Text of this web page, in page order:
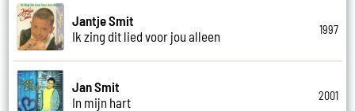
Jantje Smit
Ik zing dit lied voor jou alleen
1997
Jan Smit
In mijn hart
2001